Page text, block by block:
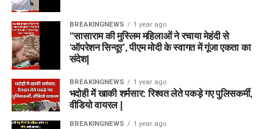
BREAKINGNEWS 1 year ago
“सासाराम की मुस्लिम महिलाओं ने रचाया मेहंदी से
‘ऑपरेशन सिन्दूर’, पीएम मोदी के स्वागत में गूंजा एकता का
संदेश|
BREAKINGNEWS 1 year ago
भदोही में खाकी शर्मसार: रिश्वत लेते पकड़े गए पुलिसकर्मी,
वीडियो वायरल |
BREAKINGNEWS 1 year ago